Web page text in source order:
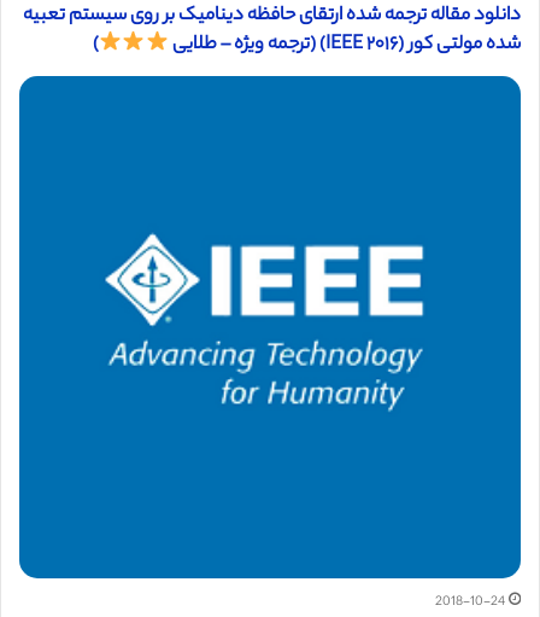
دانلود مقاله ترجمه شده ارتقای حافظه دینامیک بر روی سیستم تعبیه
شده مولتی کور (IEEE ۲۰۱۶) (ترجمه ویژه – طلایی
)
2018-10-24